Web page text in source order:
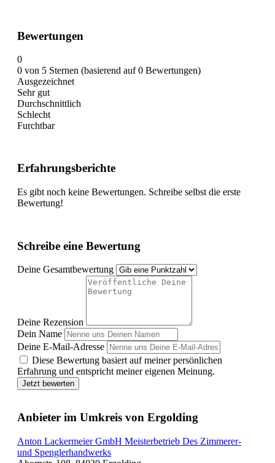
Bewertungen
0
0 von 5 Sternen (basierend auf 0 Bewertungen)
Ausgezeichnet
Sehr gut
Durchschnittlich
Schlecht
Furchtbar
Erfahrungsberichte
Es gibt noch keine Bewertungen. Schreibe selbst die erste
Bewertung!
Schreibe eine Bewertung
Deine Gesamtbewertung
Deine Rezension
Dein Name
Deine E-Mail-Adresse
Diese Bewertung basiert auf meiner persönlichen
Erfahrung und entspricht meiner eigenen Meinung.
Jetzt bewerten
Anbieter im Umkreis von Ergolding
Anton Lackermeier GmbH Meisterbetrieb Des Zimmerer-
und Spenglerhandwerks